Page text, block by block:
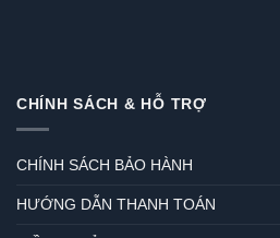
CHÍNH SÁCH & HỖ TRỢ
CHÍNH SÁCH BẢO HÀNH
HƯỚNG DẪN THANH TOÁN